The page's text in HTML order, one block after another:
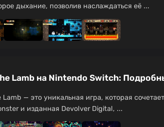
дыхание, позволив наслаждаться её ...
Lamb на Nintendo Switch:
— это уникальная игра, которая
и изданная Devolver Digital, ...